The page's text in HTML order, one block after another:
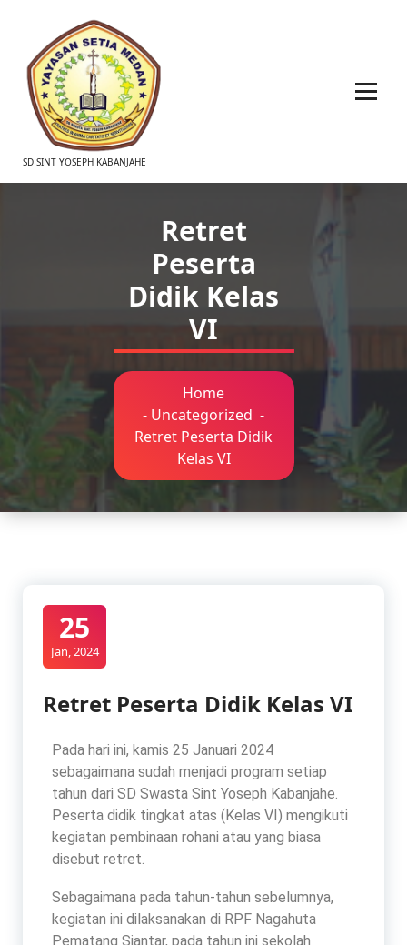
SD SINT YOSEPH KABANJAHE
Retret
Peserta
Didik Kelas
VI
Home
- Uncategorized -
Retret Peserta Didik
Kelas VI
25
Jan, 2024
Retret Peserta Didik Kelas VI
Pada hari ini, kamis 25 Januari 2024
sebagaimana sudah menjadi program setiap
tahun dari SD Swasta Sint Yoseph Kabanjahe.
Peserta didik tingkat atas (Kelas VI) mengikuti
kegiatan pembinaan rohani atau yang biasa
disebut retret.
Sebagaimana pada tahun-tahun sebelumnya,
kegiatan ini dilaksanakan di RPF Nagahuta
Pematang Siantar, pada tahun ini sekolah